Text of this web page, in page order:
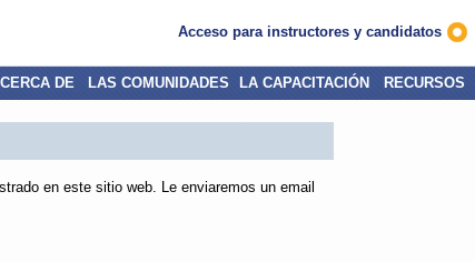
Acceso para instructores y candidatos
DE LAS COMUNIDADES LA CAPACITACIÓN RECURSOS
en este sitio web. Le enviaremos un email